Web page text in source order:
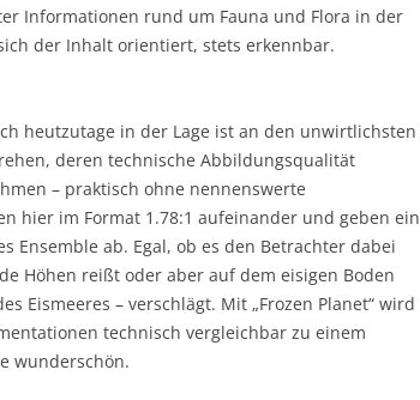
Informationen rund um Fauna und Flora in der
der Inhalt orientiert, stets erkennbar.
heutzutage in der Lage ist an den unwirtlichsten
deren technische Abbildungsqualität
– praktisch ohne nennenswerte
hier im Format 1.78:1 aufeinander und geben ein
Ensemble ab. Egal, ob es den Betrachter dabei
Höhen reißt oder aber auf dem eisigen Boden
Eismeeres – verschlägt. Mit „Frozen Planet“ wird
technisch vergleichbar zu einem
wunderschön.